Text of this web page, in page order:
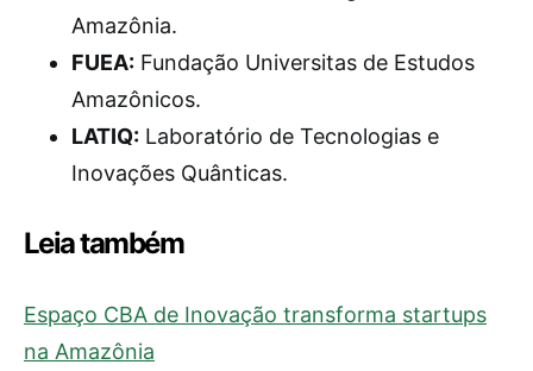
Amazônia.
FUEA: Fundação Universitas de Estudos
Amazônicos.
LATIQ: Laboratório de Tecnologias e
Inovações Quânticas.
Leia também
Espaço CBA de Inovação transforma startups
na Amazônia